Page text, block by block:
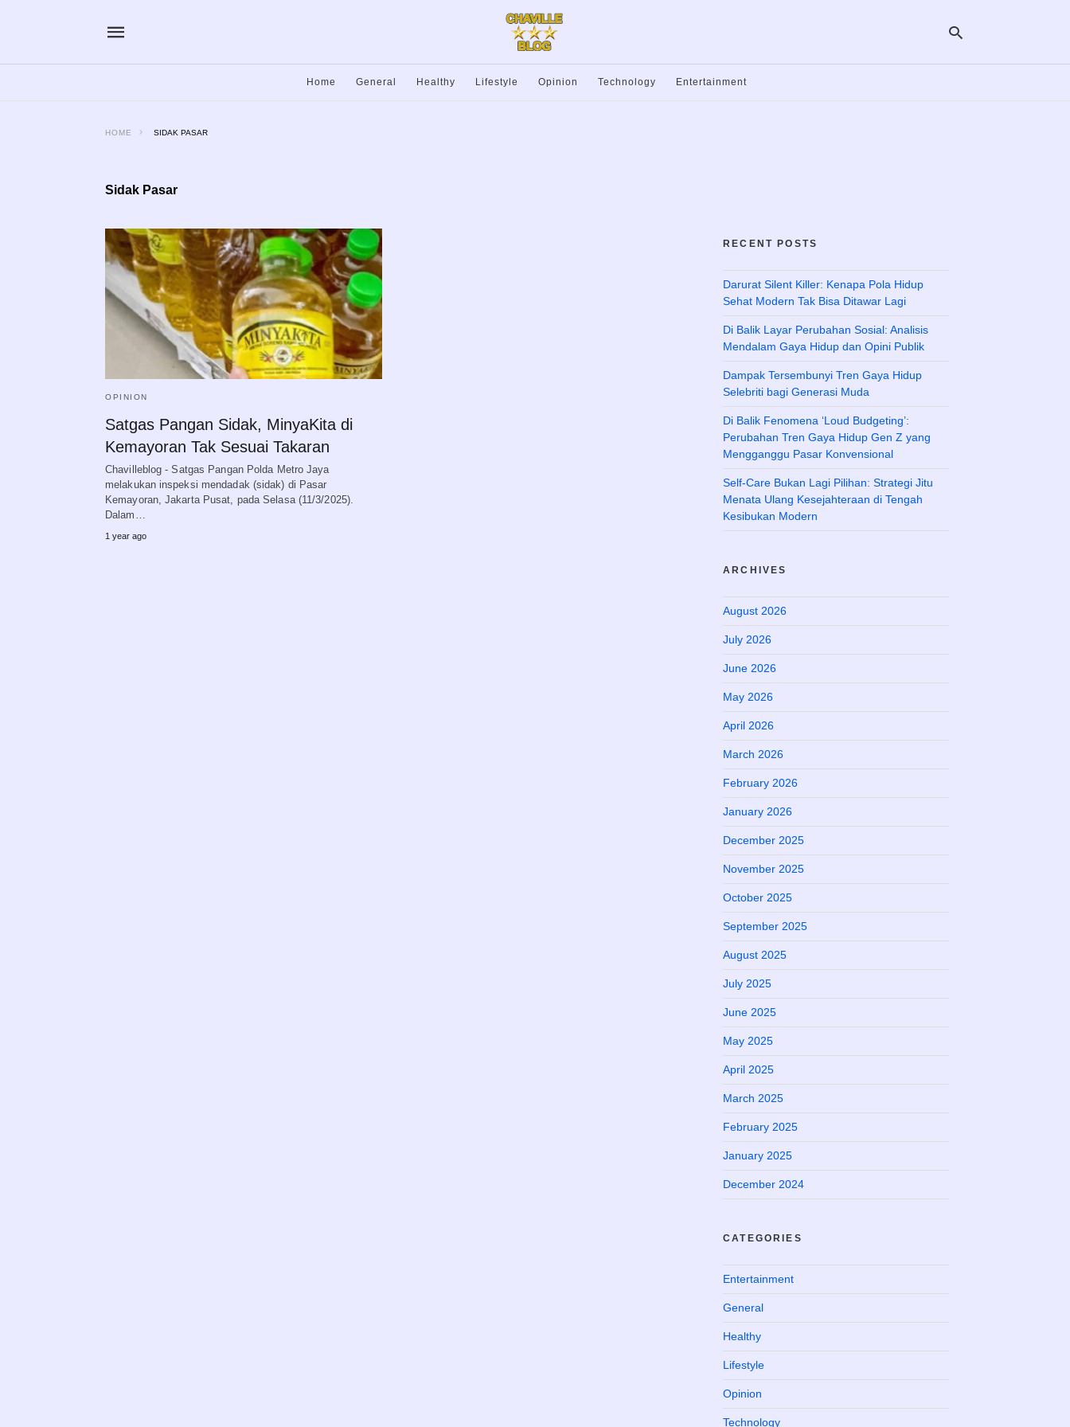
Home General Healthy Lifestyle Opinion Technology Entertainment
HOME SIDAK PASAR
Sidak Pasar
OPINION
Satgas Pangan Sidak, MinyaKita di
Kemayoran Tak Sesuai Takaran
Chavilleblog - Satgas Pangan Polda Metro Jaya
melakukan inspeksi mendadak (sidak) di Pasar
Kemayoran, Jakarta Pusat, pada Selasa (11/3/2025).
Dalam…
1 year ago
RECENT POSTS
Darurat Silent Killer: Kenapa Pola Hidup
Sehat Modern Tak Bisa Ditawar Lagi
Di Balik Layar Perubahan Sosial: Analisis
Mendalam Gaya Hidup dan Opini Publik
Dampak Tersembunyi Tren Gaya Hidup
Selebriti bagi Generasi Muda
Di Balik Fenomena ‘Loud Budgeting’:
Perubahan Tren Gaya Hidup Gen Z yang
Mengganggu Pasar Konvensional
Self-Care Bukan Lagi Pilihan: Strategi Jitu
Menata Ulang Kesejahteraan di Tengah
Kesibukan Modern
ARCHIVES
August 2026
July 2026
June 2026
May 2026
April 2026
March 2026
February 2026
January 2026
December 2025
November 2025
October 2025
September 2025
August 2025
July 2025
June 2025
May 2025
April 2025
March 2025
February 2025
January 2025
December 2024
CATEGORIES
Entertainment
General
Healthy
Lifestyle
Opinion
Technology